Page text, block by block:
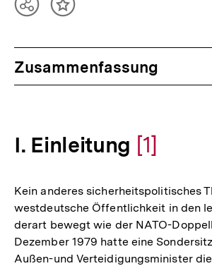
TeilenInhalt
Zusammenfassung
I. Einleitung Zur
der
[1]
Kein anderes sicherheitspolitisches
westdeutsche Öffentlichkeit in den
derart bewegt wie der NATO-
Dezember 1979 hatte eine
Außen-und Verteidigungsminister